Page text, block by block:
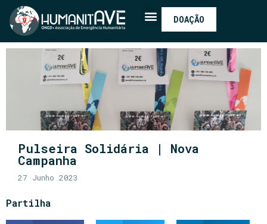
DOAÇÃO
Pulseira Solidária | Nova
Campanha
27 Junho 2023
Partilha